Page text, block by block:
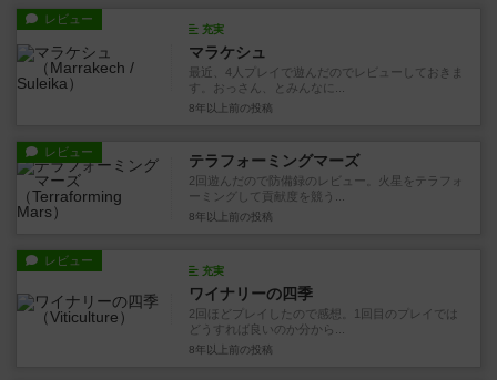
レビュー
充実
マラケシュ
最近、4人プレイで遊んだのでレビューしておきま
す。おっさん、とみんなに...
8年以上前 の投稿
レビュー テラフォーミングマーズ
2回遊んだので防備録のレビュー。火星をテラフォ
ーミングして貢献度を競う...
8年以上前 の投稿
レビュー
充実
ワイナリーの四季
2回ほどプレイしたので感想。1回目のプレイでは
どうすれば良いのか分から...
8年以上前 の投稿